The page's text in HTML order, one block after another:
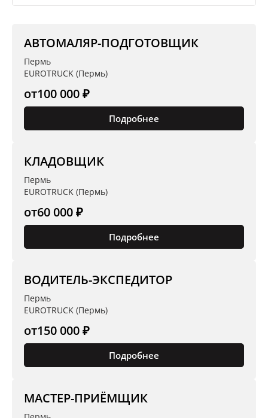
АВТОМАЛЯР-ПОДГОТОВЩИК
Пермь
EUROTRUCK (Пермь)
от100 000 ₽
Подробнее
КЛАДОВЩИК
Пермь
EUROTRUCK (Пермь)
от60 000 ₽
Подробнее
ВОДИТЕЛЬ-ЭКСПЕДИТОР
Пермь
EUROTRUCK (Пермь)
от150 000 ₽
Подробнее
МАСТЕР-ПРИЁМЩИК